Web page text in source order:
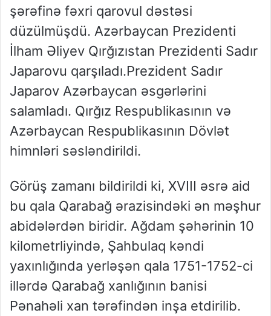
şərəfinə fəxri qarovul dəstəsi
düzülmüşdü. Azərbaycan Prezidenti
İlham Əliyev Qırğızıstan Prezidenti Sadır
Japarovu qarşıladı.Prezident Sadır
Japarov Azərbaycan əsgərlərini
salamladı. Qırğız Respublikasının və
Azərbaycan Respublikasının Dövlət
himnləri səsləndirildi.
Görüş zamanı bildirildi ki, XVIII əsrə aid
bu qala Qarabağ ərazisindəki ən məşhur
abidələrdən biridir. Ağdam şəhərinin 10
kilometrliyində, Şahbulaq kəndi
yaxınlığında yerləşən qala 1751-1752-ci
illərdə Qarabağ xanlığının banisi
Pənahəli xan tərəfindən inşa etdirilib.